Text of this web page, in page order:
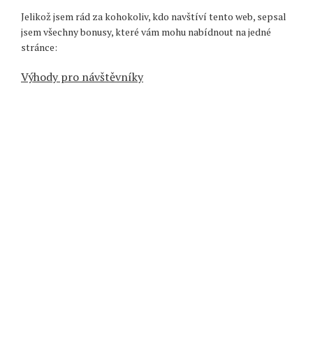
Jelikož jsem rád za kohokoliv, kdo navštíví tento web, sepsal
jsem všechny bonusy, které vám mohu nabídnout na jedné
stránce:
Výhody pro návštěvníky